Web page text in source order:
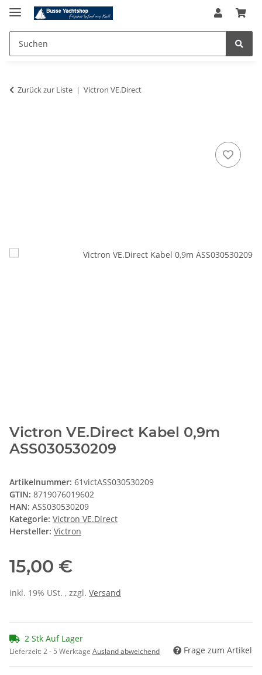
Zurück zur Liste Victron VE.Direct
Victron VE.Direct Kabel 0,9m
ASS030530209
Artikelnummer: 61victASS030530209
GTIN: 8719076019602
HAN: ASS030530209
Kategorie: Victron VE.Direct
Hersteller: Victron
15,00 €
inkl. 19% USt. , zzgl. Versand
2 Stk Auf Lager
Lieferzeit:2 - 5 Werktage Ausland abweichend Frage zum Artikel